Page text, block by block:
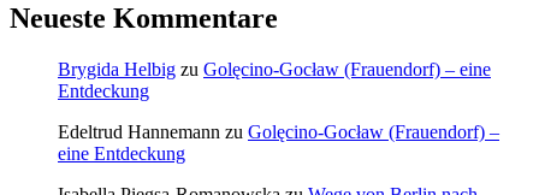
Neueste Kommentare
Brygida Helbig zu Golęcino-Gocław (Frauendorf) – eine
Entdeckung
Edeltrud Hannemann zu Golęcino-Gocław (Frauendorf) –
eine Entdeckung